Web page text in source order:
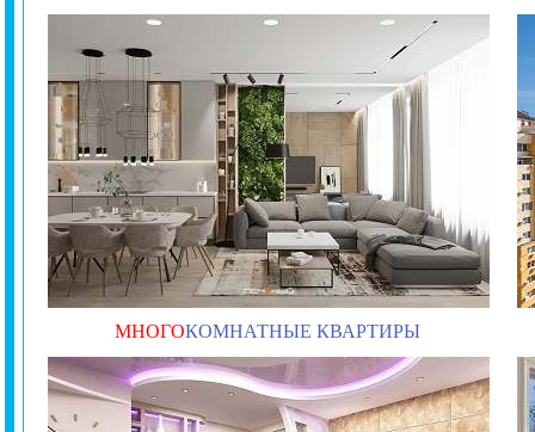
МНОГОКОМНАТНЫЕ КВАРТИРЫ